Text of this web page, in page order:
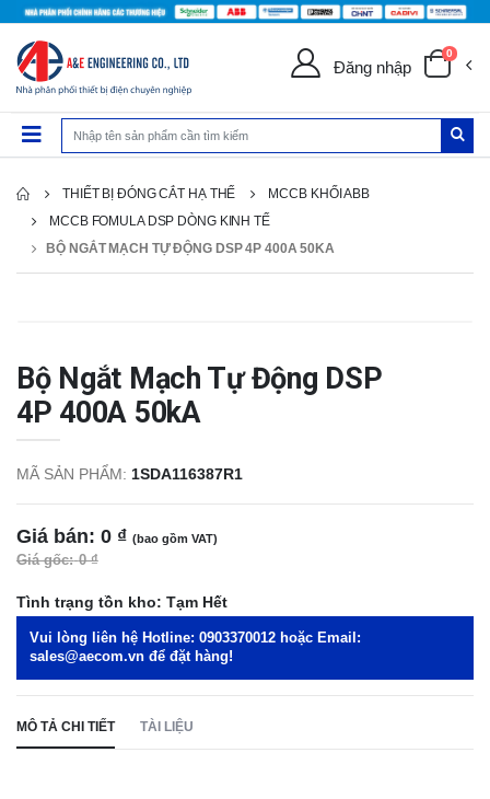
Đăng nhập
0
THIẾT BỊ ĐÓNG CẮT HẠ THẾ
MCCB KHỐI ABB
MCCB FOMULA DSP DÒNG KINH TẾ
BỘ NGẮT MẠCH TỰ ĐỘNG DSP 4P 400A 50KA
Bộ Ngắt Mạch Tự Động DSP
4P 400A 50kA
MÃ SẢN PHẨM: 1SDA116387R1
Giá bán: 0 ₫ (bao gồm VAT)
Giá gốc: 0 ₫
Tình trạng tồn kho: Tạm Hết
Vui lòng liên hệ Hotline: 0903370012 hoặc Email:
sales@aecom.vn để đặt hàng!
MÔ TẢ CHI TIẾT TÀI LIỆU